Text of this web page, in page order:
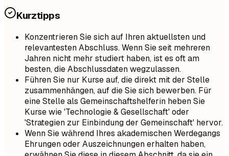
Kurztipps
Konzentrieren Sie sich auf Ihren aktuellsten und
relevantesten Abschluss. Wenn Sie seit mehreren
Jahren nicht mehr studiert haben, ist es oft am
besten, die Abschlussdaten wegzulassen.
Führen Sie nur Kurse auf, die direkt mit der Stelle
zusammenhängen, auf die Sie sich bewerben. Für
eine Stelle als Gemeinschaftshelferin heben Sie
Kurse wie 'Technologie & Gesellschaft' oder
'Strategien zur Einbindung der Gemeinschaft' hervor.
Wenn Sie während Ihres akademischen Werdegangs
Ehrungen oder Auszeichnungen erhalten haben,